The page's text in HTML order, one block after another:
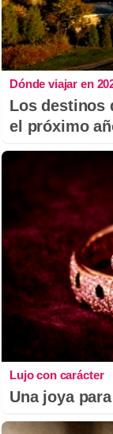
Dónde viajar en
Los destinos
el próximo
Lujo con carácter
Una joya